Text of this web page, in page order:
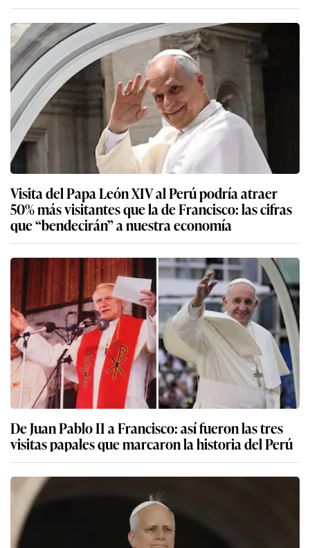
Visita del Papa León XIV al Perú podría atraer
50% más visitantes que la de Francisco: las cifras
que “bendecirán” a nuestra economía
De Juan Pablo II a Francisco: así fueron las tres
visitas papales que marcaron la historia del Perú